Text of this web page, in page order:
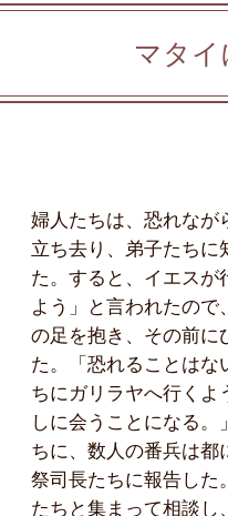
マタイ
婦人たちは、恐れなが
立ち去り、弟子たちに
た。すると、イエスが
よう」と言われたので
の足を抱き、その前に
た。「恐れることはな
ちにガリラヤへ行くよ
しに会うことになる。
ちに、数人の番兵は都
祭司長たちに報告した
たちと集まって相談し